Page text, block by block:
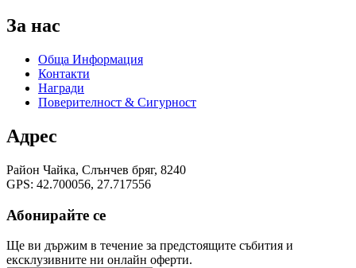
За нас
Обща Информация
Контакти
Награди
Поверителност & Сигурност
Адрес
Район Чайка, Слънчев бряг, 8240
GPS: 42.700056, 27.717556
Абонирайте се
Ще ви държим в течение за предстоящите събития и
ексклузивните ни онлайн оферти.